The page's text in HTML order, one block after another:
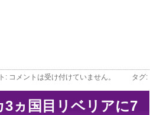
: コメントは受け付けていません。 タグ:
ヵ国目リベリアに7